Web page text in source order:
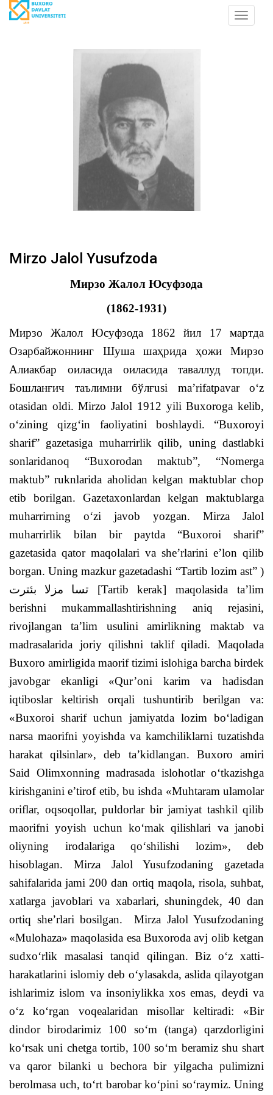
Toggle
Mirzo Jalol Yusufzoda
Мирзо Жалол Юсуфзода
(1862-1931)
Мирзо Жалол Юсуфзода 1862 йил 17 мартда
Озарбайжоннинг Шуша шаҳрида ҳожи Мирзо
Алиакбар оиласида оиласида таваллуд топди.
Бошланғич таълимни бўлғusi ma’rifatpavar o‘z
otasidan oldi.Mirzo Jalol 1912 yili Buxoroga kelib,
o‘zining qizg‘in faoliyatini boshlaydi. “Buxoroyi
sharif” gazetasiga muharrirlik qilib, uning dastlabki
sonlaridanoq “Buxorodan maktub”, “Nomerga
maktub” ruknlarida aholidan kelgan maktublar chop
etib borilgan. Gazetaxonlardan kelgan maktublarga
muharrirning o‘zi javob yozgan. Mirza Jalol
muharrirlik bilan bir paytda “Buxoroi sharif”
gazetasida qator maqolalari va she’rlarini e’lon qilib
borgan. Uning mazkur gazetadashi “Tartib lozim ast” )
تسا
مزلا بئترت
[Tartib kerak] maqolasida ta’lim
berishni mukammallashtirishning aniq rejasini,
rivojlangan ta’lim usulini amirlikning maktab va
madrasalarida joriy qilishni taklif qiladi. Maqolada
Buxoro amirligida maorif tizimi islohiga barcha birdek
javobgar ekanligi «Qur’oni karim va hadisdan
iqtiboslar keltirish orqali tushuntirib berilgan va:
«Buxoroi sharif uchun jamiyatda lozim bo‘ladigan
narsa maorifni yoyishda va kamchiliklarni tuzatishda
harakat qilsinlar», deb ta’kidlangan. Buxoro amiri
Said Olimxonning madrasada islohotlar o‘tkazishga
kirishganini e’tirof etib, bu ishda «Muhtaram ulamolar
oriflar, oqsoqollar, puldorlar bir jamiyat tashkil qilib
maorifni yoyish uchun ko‘mak qilishlari va janobi
oliyning irodalariga qo‘shilishi lozim», deb
hisoblagan. Mirza Jalol Yusufzodaning gazetada
sahifalarida jami 200 dan ortiq maqola, risola, suhbat,
xatlarga javoblari va xabarlari, shuningdek, 40 dan
ortiq she’rlari bosilgan. Mirza Jalol Yusufzodaning
«Mulohaza» maqolasida esa Buxoroda avj olib ketgan
sudxo‘rlik masalasi tanqid qilingan. Biz o‘z xatti-
harakatlarini islomiy deb o‘ylasakda, aslida qilayotgan
ishlarimiz islom va insoniylikka xos emas, deydi va
o‘z ko‘rgan voqealaridan misollar keltiradi: «Bir
dindor birodarimiz 100 so‘m (tanga) qarzdorligini
ko‘rsak uni chetga tortib, 100 so‘m beramiz shu shart
va qaror bilanki u bechora bir yilgacha pulimizni
berolmasa uch, to‘rt barobar ko‘pini so‘raymiz. Uning